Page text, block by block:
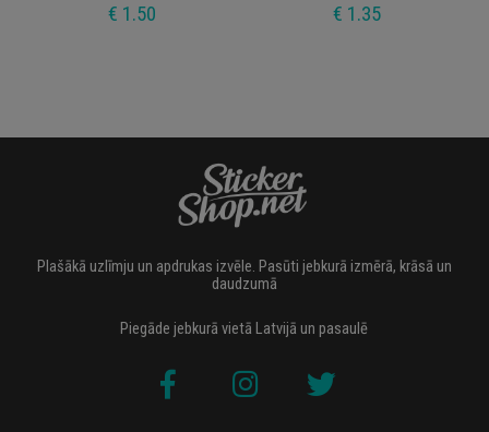
€ 1.50 € 1.35
Plašākā uzlīmju un apdrukas izvēle. Pasūti jebkurā izmērā, krāsā un
daudzumā
Piegāde jebkurā vietā Latvijā un pasaulē